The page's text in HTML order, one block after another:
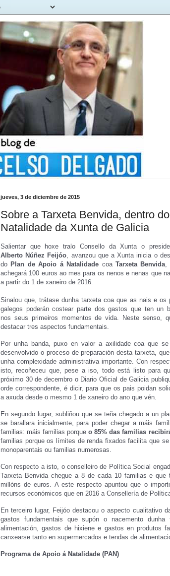
jueves, 3 de diciembre de 2015
Sobre a Tarxeta Benvida, dentro
Natalidade da Xunta de Galicia
Salientar que hoxe tralo Consello da Xunta o
Alberto Núñez Feijóo , avanzou que a Xunta inicia o
do Plan de Apoio á Natalidade coa Tarxeta Benvida
achegará 100 euros ao mes para os nenos e nenas que
a partir do 1 de xaneiro de 2016.
Sinalou que, trátase dunha tarxeta coa que as nais e os
galegos poderán costear parte dos gastos que ten un
nos seus primeiros momentos de vida. Neste senso,
destacar tres aspectos fundamentais.
Por unha banda, puxo en valor a axilidade coa que
desenvolvido o proceso de preparación desta tarxeta,
unha complexidade administrativa importante. Con
isto, recoñeceu que, pese a iso, todo está listo para
próximo 30 de decembro o Diario Oficial de Galicia
orde correspondente, é dicir, para que os pais poidan
a axuda desde o mesmo 1 de xaneiro do ano que vén.
En segundo lugar, subliñou que se teña chegado a un
se barallara inicialmente, para poder chegar a máis
familias: máis familias porqueo 85% das familias
familias porque os límites de renda fixados facilita que
monoparentais ou familias numerosas.
Con respecto a isto, o conselleiro de Política Social
Tarxeta Benvida chegue a 8 de cada 10 familias e que
millóns de euros. A este respecto apuntou que o
recursos económicos que en 2016 a Consellería de
En terceiro lugar, Feijóo destacou o aspecto cualitativo
gastos fundamentais que supón o nacemento
alimentación, gastos de hixiene e gastos en produtos
canxearse tanto en supermercados e tendas de
Programa de Apoio á Natalidade (PAN)